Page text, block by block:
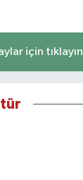
için tıklayın